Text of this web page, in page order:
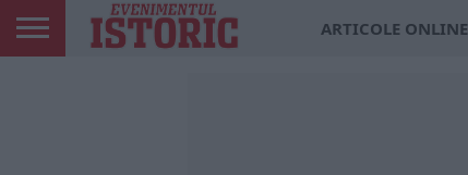
ARTICOLE ONLINE